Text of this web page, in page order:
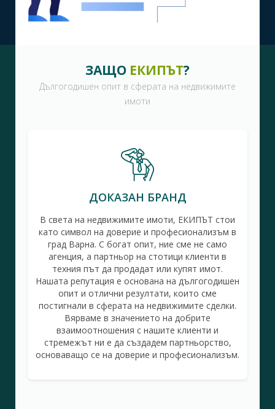
ЗАЩО ЕКИПЪТ?
Дългогодишен опит в сферата на недвижимите
имоти
ДОКАЗАН БРАНД
В света на недвижимите имоти, ЕКИПЪТ стои
като символ на доверие и професионализъм в
град Варна. С богат опит, ние сме не само
агенция, а партньор на стотици клиенти в
техния път да продадат или купят имот.
Нашата репутация е основана на дългогодишен
опит и отлични резултати, които сме
постигнали в сферата на недвижимите сделки.
Вярваме в значението на добрите
взаимоотношения с нашите клиенти и
стремежът ни е да създадем партньорство,
основаващо се на доверие и професионализъм.